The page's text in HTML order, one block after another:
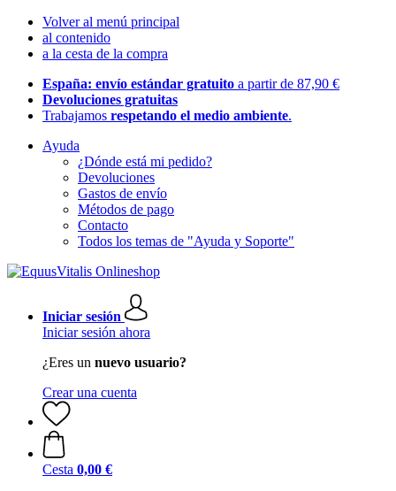
Volver al menú principal
al contenido
a la cesta de la compra
España: envío estándar gratuito a partir de 87,90 €
Devoluciones gratuitas
Trabajamos respetando el medio ambiente.
Ayuda
¿Dónde está mi pedido?
Devoluciones
Gastos de envío
Métodos de pago
Contacto
Todos los temas de "Ayuda y Soporte"
Iniciar sesión
Iniciar sesión ahora
¿Eres un nuevo usuario?
Crear una cuenta
Cesta 0,00 €